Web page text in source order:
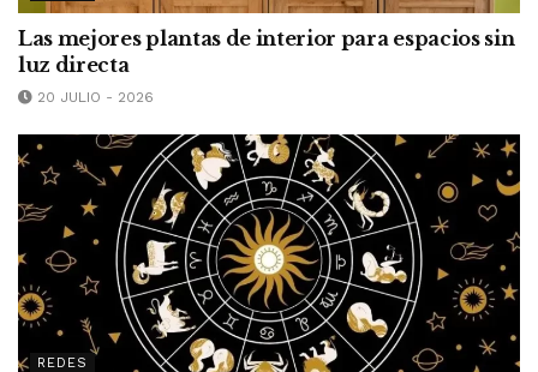
Las mejores plantas de interior para espacios sin
luz directa
20 JULIO - 2026
REDES